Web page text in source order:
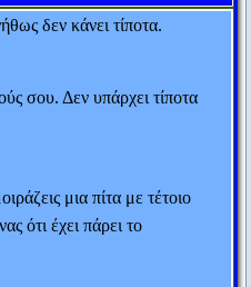
δεν κάνει τίποτα.
σου. Δεν υπάρχει τίποτα
μια πίτα με τέτοιο
ότι έχει πάρει το